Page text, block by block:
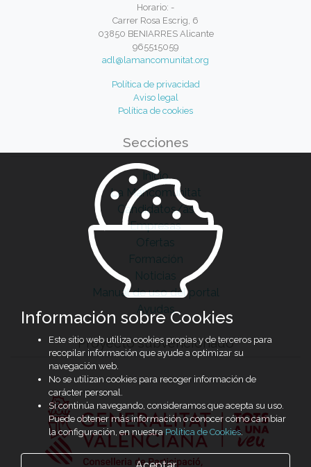
Horario: -
Carrer Rosa Escrig, 6
03850 BENIARRES Alicante
965515059
adl@lamancomunitat.org
Política de privacidad
Aviso legal
Política de cookies
Secciones
Inicio
La Mancomunitat
Candidatos/as
Empresas
Ofertas
Formación
Noticias
Manual de uso del portal
Ayudas
Proyecto subvencionado
Información sobre Cookies
Este sitio web utiliza cookies propias y de terceros para
recopilar información que ayude a optimizar su
navegación web.
No se utilizan cookies para recoger información de
carácter personal.
Si continúa navegando, consideramos que acepta su uso.
Puede obtener más información o conocer cómo cambiar
la configuración, en nuestra Política de Cookies.